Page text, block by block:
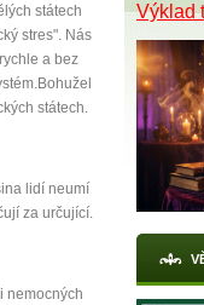
státech
stres". Nás
a bez
státech.
lidí neumí
za určující.
nemocných
Výklad